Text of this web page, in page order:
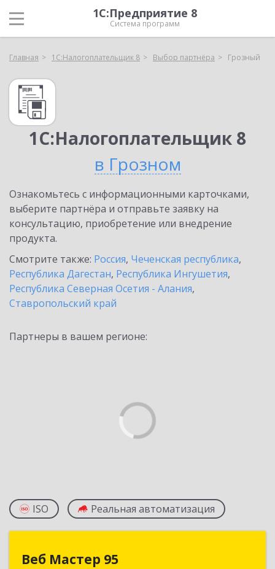
1С:Предприятие 8
Система программ
Главная 1С:Налогоплательщик 8 Выбор партнёра Грозный
1С:Налогоплательщик 8
в Грозном
Ознакомьтесь с информационными карточками,
выберите партнёра и отправьте заявку на
консультацию, приобретение или внедрение
продукта.
Смотрите также: Россия, Чеченская республика,
Республика Дагестан, Республика Ингушетия,
Республика Северная Осетия - Алания,
Ставропольский край
Партнеры в вашем регионе:
ISO Реальная автоматизация
Веб Мастер 95